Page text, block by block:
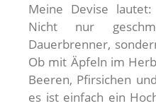
Meine Devise
Nicht nur
Dauerbrenner,
Ob mit Äpfeln im
Beeren, Pfirsichen
es ist einfach ein